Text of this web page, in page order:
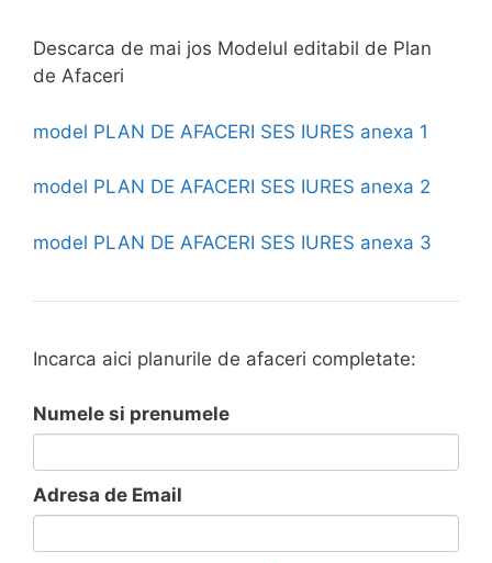
Descarca de mai jos Modelul editabil de Plan
de Afaceri
model PLAN DE AFACERI SES IURES anexa 1
model PLAN DE AFACERI SES IURES anexa 2
model PLAN DE AFACERI SES IURES anexa 3
Incarca aici planurile de afaceri completate:
Numele si prenumele
Adresa de Email